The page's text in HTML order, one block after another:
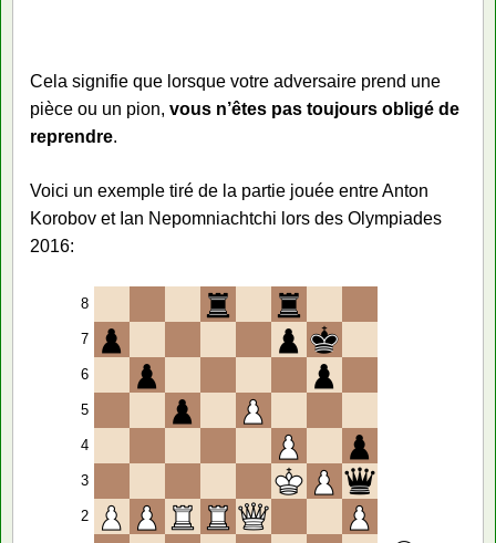
Cela signifie que lorsque votre adversaire prend une
pièce ou un pion, vous n’êtes pas toujours obligé de
reprendre.
Voici un exemple tiré de la partie jouée entre Anton
Korobov et Ian Nepomniachtchi lors des Olympiades
2016:
8
7
6
5
4
3
2